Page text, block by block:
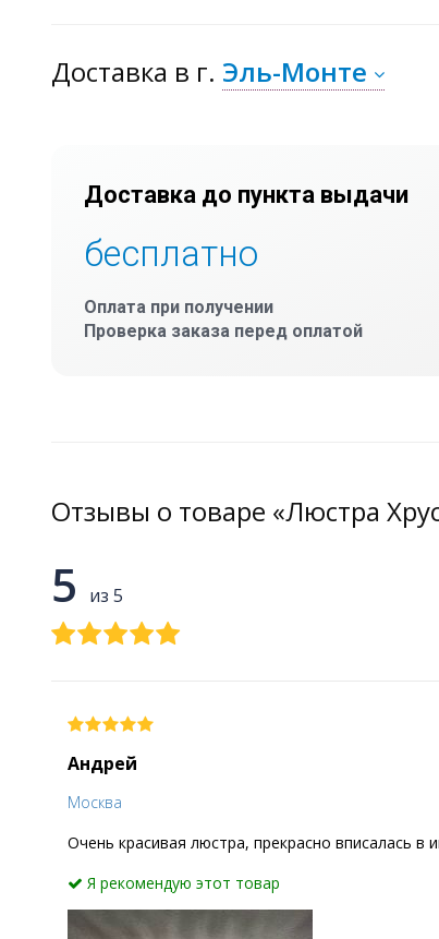
Доставка в г. Эль-Монте
Доставка до пункта выдачи
бесплатно
Оплата при получении
Проверка заказа перед оплатой
Отзывы о товаре «Люстра
5 из 5
Андрей
Москва
Очень красивая люстра, прекрасно вписалась в
Я рекомендую этот товар